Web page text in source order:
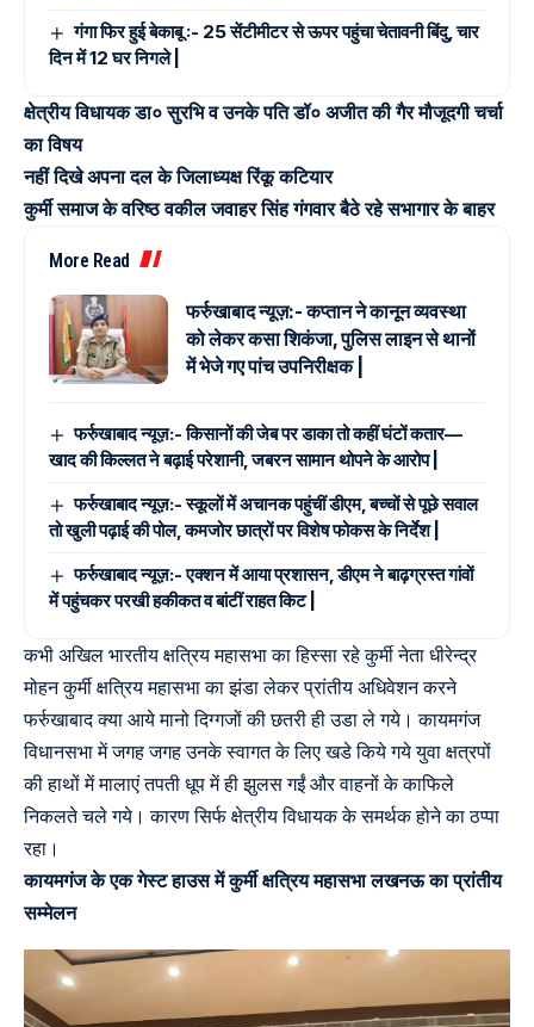
गंगा फिर हुई बेकाबू :- 25 सेंटीमीटर से ऊपर पहुंचा चेतावनी बिंदु, चार
दिन में 12 घर निगले |
क्षेत्रीय विधायक डा० सुरभि व उनके पति डॉ० अजीत की गैर मौजूदगी चर्चा
का विषय
नहीं दिखे अपना दल के जिलाध्यक्ष रिंकू कटियार
कुर्मी समाज के वरिष्ठ वकील जवाहर सिंह गंगवार बैठे रहे सभागार के बाहर
More Read
फर्रुखाबाद न्यूज़:- कप्तान ने कानून व्यवस्था
को लेकर कसा शिकंजा, पुलिस लाइन से थानों
में भेजे गए पांच उपनिरीक्षक |
फर्रुखाबाद न्यूज़:- किसानों की जेब पर डाका तो कहीं घंटों कतार—
खाद की किल्लत ने बढ़ाई परेशानी, जबरन सामान थोपने के आरोप |
फर्रुखाबाद न्यूज़:- स्कूलों में अचानक पहुंचीं डीएम, बच्चों से पूछे सवाल
तो खुली पढ़ाई की पोल, कमजोर छात्रों पर विशेष फोकस के निर्देश |
फर्रुखाबाद न्यूज़:- एक्शन में आया प्रशासन, डीएम ने बाढ़ग्रस्त गांवों
में पहुंचकर परखी हकीकत व बांटीं राहत किट |
कभी अखिल भारतीय क्षत्रिय महासभा का हिस्सा रहे कुर्मी नेता धीरेन्द्र
मोहन कुर्मी क्षत्रिय महासभा का झंडा लेकर प्रांतीय अधिवेशन करने
फर्रुखाबाद क्या आये मानो दिग्गजों की छतरी ही उडा ले गये। कायमगंज
विधानसभा में जगह जगह उनके स्वागत के लिए खडे किये गये युवा क्षत्रपों
की हाथों में मालाएं तपती धूप में ही झुलस गईं और वाहनों के काफिले
निकलते चले गये। कारण सिर्फ क्षेत्रीय विधायक के समर्थक होने का ठप्पा
रहा।
कायमगंज के एक गेस्ट हाउस में कुर्मी क्षत्रिय महासभा लखनऊ का प्रांतीय
सम्मेलन